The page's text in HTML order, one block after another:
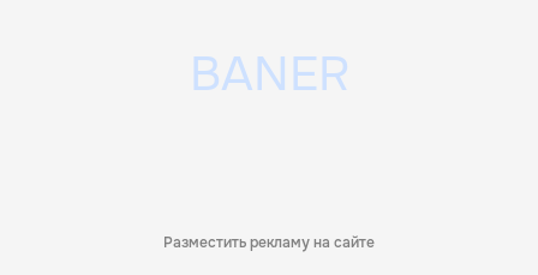
Разместить рекламу на сайте